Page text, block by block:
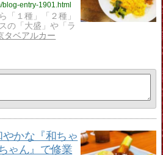
entry-1901.html
「１種」「２種」
の「大盛」や「ラ
タベアルカー
かな『和ちゃ
ゃん』で修業